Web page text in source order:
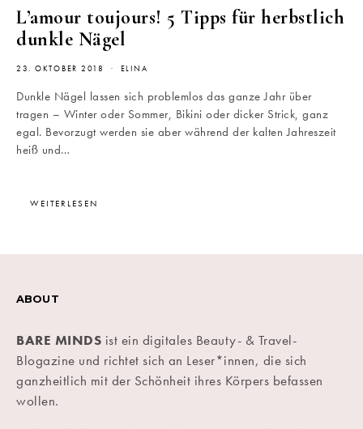
L’amour toujours! 5 Tipps für herbstlich
dunkle Nägel
23. OKTOBER 2018 ELINA
Dunkle Nägel lassen sich problemlos das ganze Jahr über
tragen – Winter oder Sommer, Bikini oder dicker Strick, ganz
egal. Bevorzugt werden sie aber während der kalten Jahreszeit
heiß und…
WEITERLESEN
ABOUT
BARE MINDS ist ein digitales Beauty- & Travel-
Blogazine und richtet sich an Leser*innen, die sich
ganzheitlich mit der Schönheit ihres Körpers befassen
wollen.